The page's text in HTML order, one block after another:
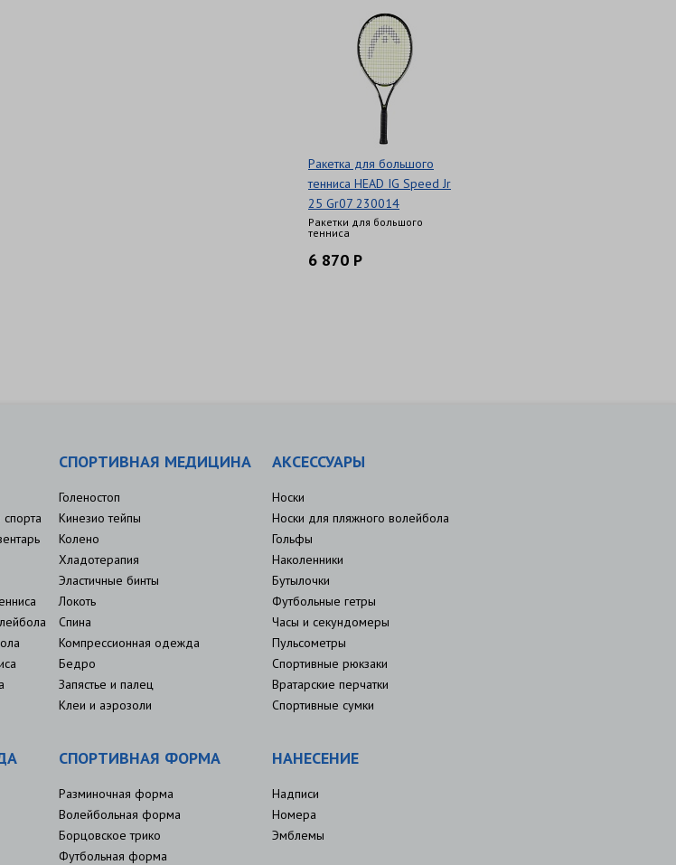
Ракетка для большого
тенниса HEAD IG Speed Jr
25 Gr07 230014
Ракетки для большого
тенниса
6 870 Р
СПОРТИВНАЯ МЕДИЦИНА
Голеностоп
Кинезио тейпы
Колено
Хладотерапия
Эластичные бинты
Локоть
Спина
Компрессионная одежда
Бедро
Запястье и палец
Клеи и аэрозоли
АКСЕССУАРЫ
Носки
Носки для пляжного волейбола
Гольфы
Наколенники
Бутылочки
Футбольные гетры
Часы и секундомеры
Пульсометры
Спортивные рюкзаки
Вратарские перчатки
Спортивные сумки
СПОРТИВНАЯ ФОРМА
Разминочная форма
Волейбольная форма
Борцовское трико
Футбольная форма
НАНЕСЕНИЕ
Надписи
Номера
Эмблемы